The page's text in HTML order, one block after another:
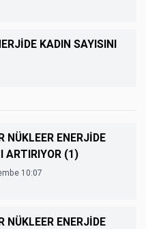
KADIN SAYISINI
NÜKLEER ENERJİDE
ARTIRIYOR (1)
10:07
NÜKLEER ENERJİDE